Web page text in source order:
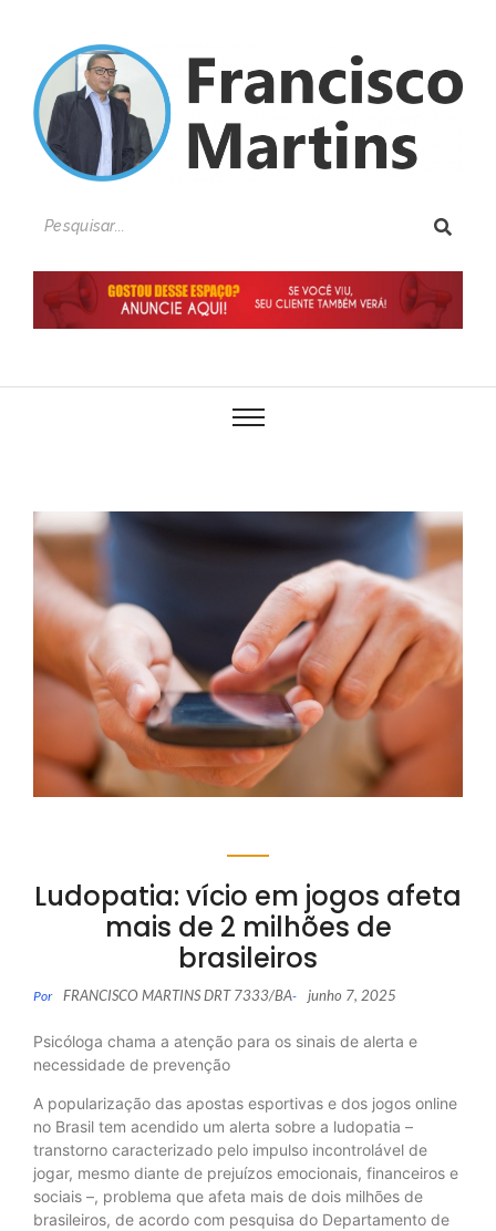
Ludopatia: vício em jogos afeta
mais de 2 milhões de
brasileiros
Por FRANCISCO MARTINS DRT 7333/BA- junho 7, 2025
Psicóloga chama a atenção para os sinais de alerta e
necessidade de prevenção
A popularização das apostas esportivas e dos jogos online
no Brasil tem acendido um alerta sobre a ludopatia –
transtorno caracterizado pelo impulso incontrolável de
jogar, mesmo diante de prejuízos emocionais, financeiros e
sociais –, problema que afeta mais de dois milhões de
brasileiros, de acordo com pesquisa do Departamento de